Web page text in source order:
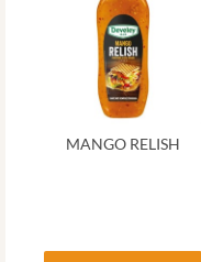
MANGO RELISH